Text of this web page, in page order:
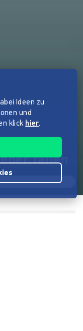
fallen
Ideen zu
und
klick hier.